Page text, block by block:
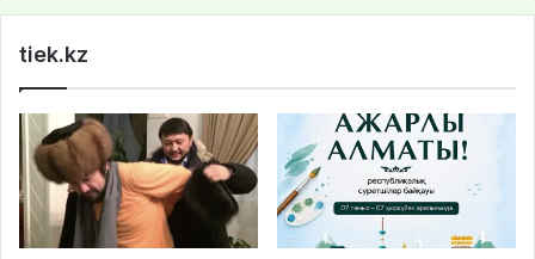
te
tiek.kz